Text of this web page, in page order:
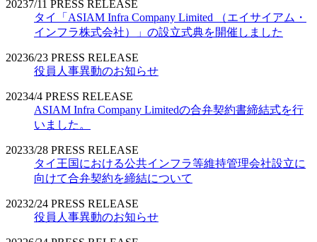
20237/11 PRESS RELEASE
タイ「ASIAM Infra Company Limited （エイサイアム・
インフラ株式会社）」の設立式典を開催しました
20236/23 PRESS RELEASE
役員人事異動のお知らせ
20234/4 PRESS RELEASE
ASIAM Infra Company Limitedの合弁契約書締結式を行
いました。
20233/28 PRESS RELEASE
タイ王国における公共インフラ等維持管理会社設立に
向けて合弁契約を締結について
20232/24 PRESS RELEASE
役員人事異動のお知らせ